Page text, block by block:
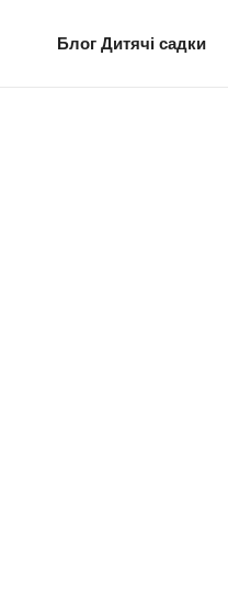
Блог Дитячі садки